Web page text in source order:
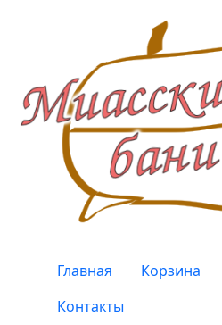
Верхнее меню
Главная Корзина
Контакты